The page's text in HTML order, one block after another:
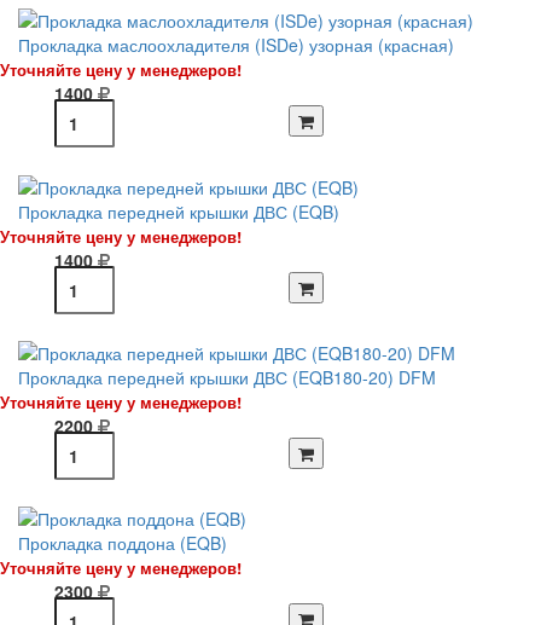
Прокладка маслоохладителя (ISDe) узорная (красная)
Уточняйте цену у менеджеров!
1400
Прокладка передней крышки ДВС (EQB)
Уточняйте цену у менеджеров!
1400
Прокладка передней крышки ДВС (EQB180-20) DFM
Уточняйте цену у менеджеров!
2200
Прокладка поддона (EQB)
Уточняйте цену у менеджеров!
2300